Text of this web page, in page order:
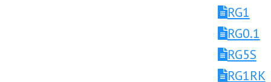
RG1
RG0.1
RG5S
RG1RK